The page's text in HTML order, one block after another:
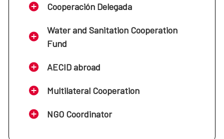
Cooperación Delegada
Water and Sanitation Cooperation
Fund
AECID abroad
Multilateral Cooperation
NGO Coordinator